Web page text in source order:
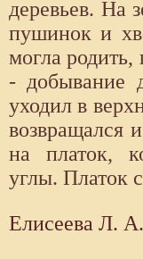
деревьев. На
пушинок и
могла
- добывание
уходил в
возвращался
на платок,
углы. Платок
Елисеева Л. А.